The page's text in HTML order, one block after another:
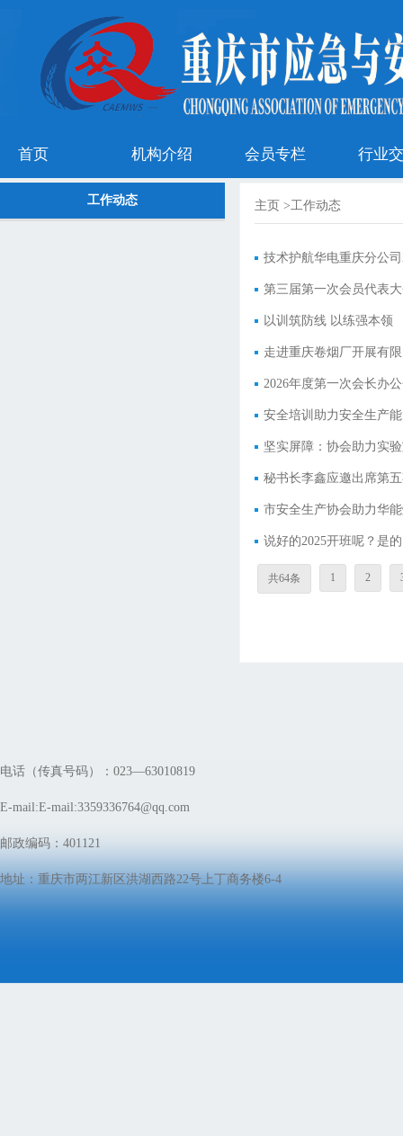
首页 机构介绍 会员专栏 行业
工作动态 主页 >工作动态
技术护航华电重庆分公
第三届第一次会员代表
以训筑防线 以练强本领
走进重庆卷烟厂开展有
2026年度第一次会长办
安全培训助力安全生产
坚实屏障：协会助力实
秘书长李鑫应邀出席第
市安全生产协会助力华
说好的2025开班呢？是
共64条 1 2
电话（传真号码）：023—63010819
E-mail:E-mail:3359336764@qq.com
邮政编码：401121
地址：重庆市两江新区洪湖西路22号上丁商务楼6-4